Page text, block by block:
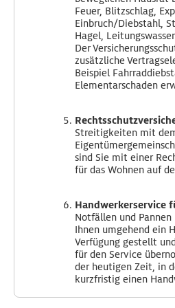
Feuer, Blitzschlag,
Einbruch/Diebstahl,
Hagel,
Der
zusätzliche
Beispiel
Elementarschaden
Streitigkeiten mit
sind Sie mit einer
für das Wohnen auf
Handwerkerservice
Notfällen und
Ihnen umgehend ein
Verfügung gestellt
für den Service
der heutigen Zeit, in
kurzfristig einen